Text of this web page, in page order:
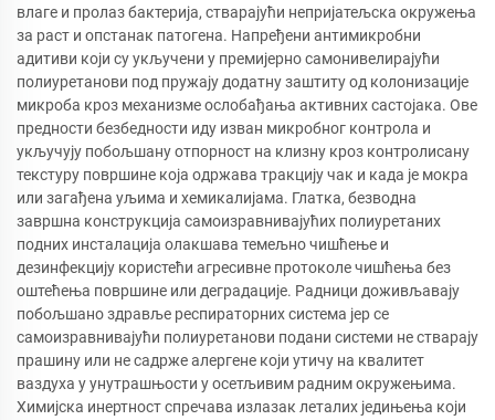
влаге и пролаз бактерија, стварајући непријатељска окружења
за раст и опстанак патогена. Напређени антимикробни
адитиви који су укључени у премијерно самонивелирајући
полиуретанови под пружају додатну заштиту од колонизације
микроба кроз механизме ослобађања активних састојака. Ове
предности безбедности иду изван микробног контрола и
укључују побољшану отпорност на клизну кроз контролисану
текстуру површине која одржава тракцију чак и када је мокра
или загађена уљима и хемикалијама. Глатка, безводна
завршна конструкција самоизравнивајућих полиуретаних
подних инсталација олакшава темељно чишћење и
дезинфекцију користећи агресивне протоколе чишћења без
оштећења површине или деградације. Радници доживљавају
побољшано здравље респираторних система јер се
самоизравнивајући полиуретанови подани системи не стварају
прашину или не садрже алергене који утичу на квалитет
ваздуха у унутрашњости у осетљивим радним окружењима.
Химијска инертност спречава излазак леталих једињења који